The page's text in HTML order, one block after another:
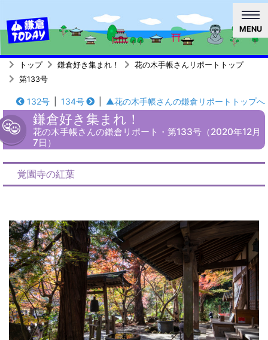
MENU
トップ 鎌倉好き集まれ！
花の木手帳さんリポートトップ
第133号
132号 134号 ▲花の木手帳さんの鎌倉リポートトップへ
鎌倉好き集まれ！
花の木手帳さんの鎌倉リポート・第133号（2020年12月
7日）
覚園寺の紅葉